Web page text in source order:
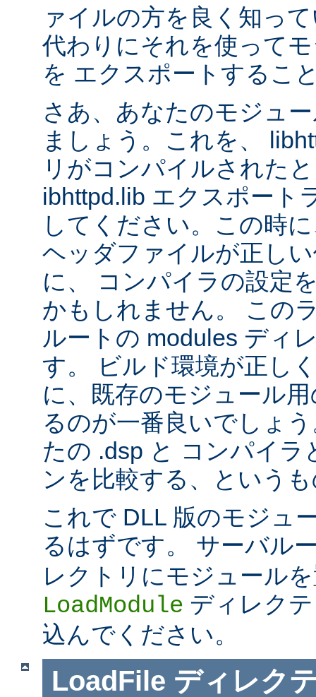
ァイルの方を良く知っ
代わりにそれを使って
を エクスポートするこ
さあ、あなたのモジュ
ましょう。これを、
リがコンパイルされた
ibhttpd.lib エクスポート
してください。この時
ヘッダファイルが正し
に、 コンパイラの設定
かもしれません。 この
ルートの modules ディ
す。 ビルド環境が正し
に、既存のモジュール
るのが一番良いでしょ
たの .dsp と コンパイ
ンを比較する、という
これで DLL 版のモジュ
るはずです。 サーバル
レクトリにモジュール
LoadModule ディレク
込んでください。
LoadFile ディレク